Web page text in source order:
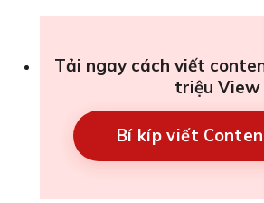
Tải ngay cách viết
triệu View
Bí kíp viết